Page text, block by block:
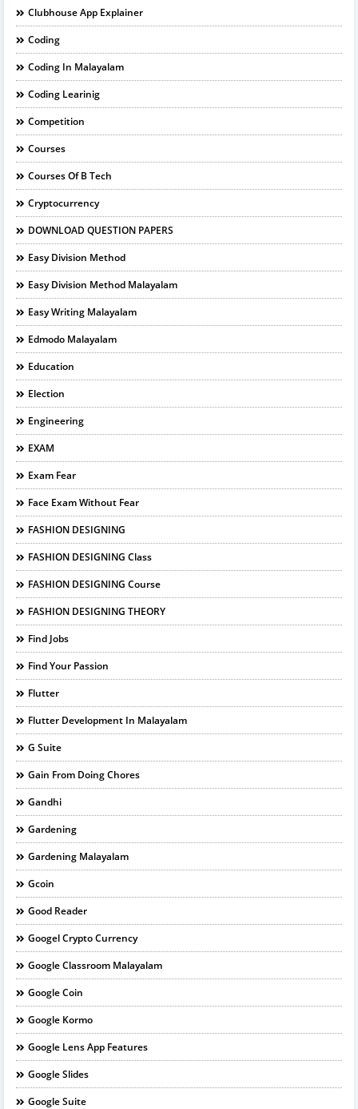
Clubhouse App Explainer
Coding
Coding In Malayalam
Coding Learinig
Competition
Courses
Courses Of B Tech
Cryptocurrency
DOWNLOAD QUESTION PAPERS
Easy Division Method
Easy Division Method Malayalam
Easy Writing Malayalam
Edmodo Malayalam
Education
Election
Engineering
EXAM
Exam Fear
Face Exam Without Fear
FASHION DESIGNING
FASHION DESIGNING Class
FASHION DESIGNING Course
FASHION DESIGNING THEORY
Find Jobs
Find Your Passion
Flutter
Flutter Development In Malayalam
G Suite
Gain From Doing Chores
Gandhi
Gardening
Gardening Malayalam
Gcoin
Good Reader
Googel Crypto Currency
Google Classroom Malayalam
Google Coin
Google Kormo
Google Lens App Features
Google Slides
Google Suite